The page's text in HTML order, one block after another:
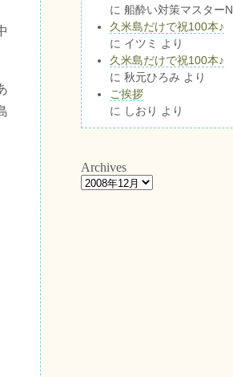
に 船酔い対策マスターN
久米島だけで祝100本♪
に イツミ
より
久米島だけで祝100本♪
に 秋元ひろみ より
ご挨拶
に しおり より
Archives